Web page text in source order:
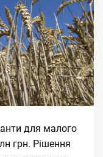
для малого
грн. Рішення